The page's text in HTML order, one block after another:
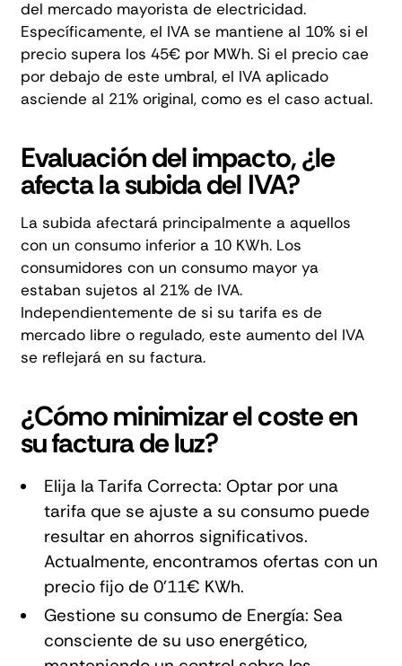
del mercado mayorista de electricidad.
Específicamente, el IVA se mantiene al 10% si el
precio supera los 45€ por MWh. Si el precio cae
por debajo de este umbral, el IVA aplicado
asciende al 21% original, como es el caso actual.
Evaluación del impacto, ¿le
afecta la subida del IVA?
La subida afectará principalmente a aquellos
con un consumo inferior a 10 KWh. Los
consumidores con un consumo mayor ya
estaban sujetos al 21% de IVA.
Independientemente de si su tarifa es de
mercado libre o regulado, este aumento del IVA
se reflejará en su factura.
¿Cómo minimizar el coste en
su factura de luz?
Elija la Tarifa Correcta: Optar por una
tarifa que se ajuste a su consumo puede
resultar en ahorros significativos.
Actualmente, encontramos ofertas con un
precio fijo de 0'11€ KWh.
Gestione su consumo de Energía: Sea
consciente de su uso energético,